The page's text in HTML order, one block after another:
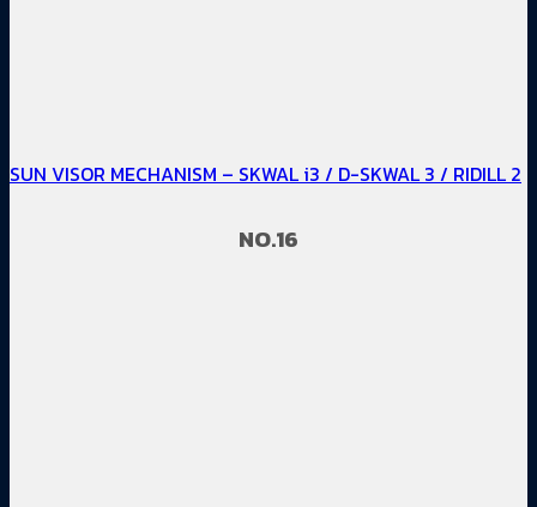
SUN VISOR MECHANISM – SKWAL i3 / D-SKWAL 3 / RIDILL 2
NO.16